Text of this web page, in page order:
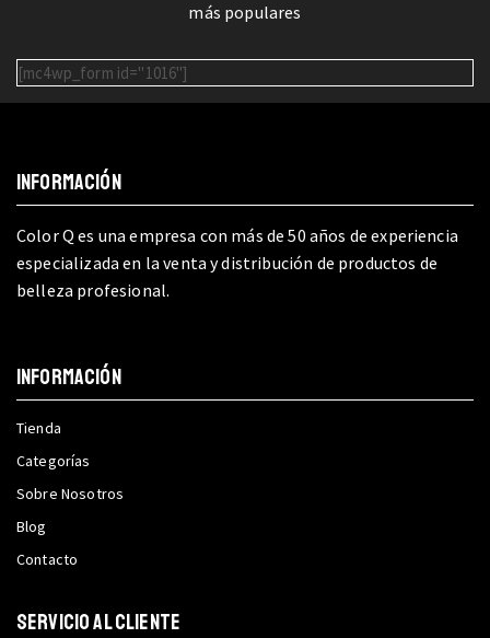
más populares
[mc4wp_form id="1016"]
INFORMACIÓN
Color Q es una empresa con más de 50 años de experiencia
especializada en la venta y distribución de productos de
belleza profesional.
INFORMACIÓN
Tienda
Categorías
Sobre Nosotros
Blog
Contacto
SERVICIO AL CLIENTE